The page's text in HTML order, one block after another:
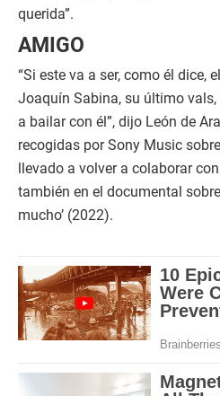
querida”.
AMIGO
“Si este va a ser, como él dice,
Joaquín Sabina, su último
a bailar con él”, dijo León de
recogidas por Sony Music
llevado a volver a colaborar
también en el documental
mucho’ (2022).